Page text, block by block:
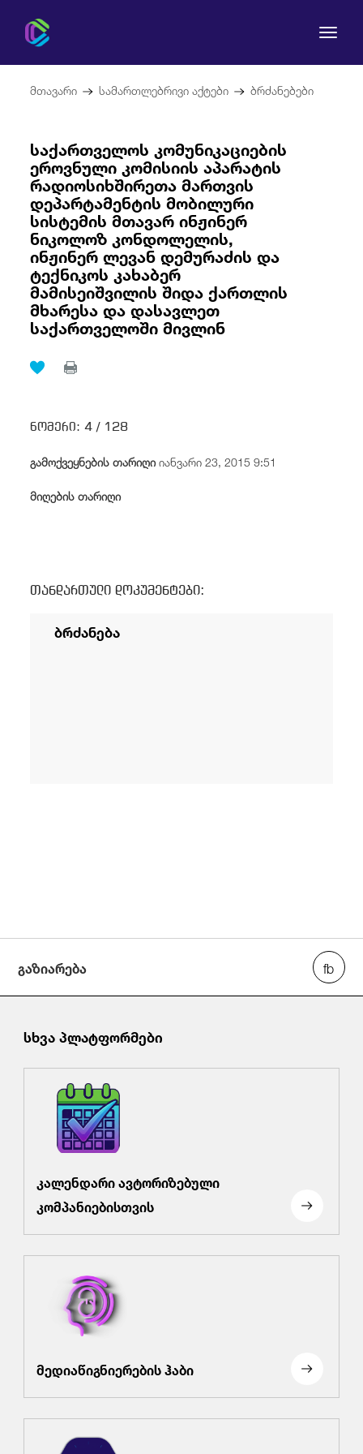
კომისია
მომხმარებლის უფლებები
რეგულირება
სამართლებრივი აქტები
Eng ქარ
მთავარი სამართლებრივი აქტები ბრძანებები
საქართველოს კომუნიკაციების
ეროვნული კომისიის აპარატის
რადიოსიხშირეთა მართვის
დეპარტამენტის მობილური
სისტემის მთავარ ინჟინერ
ნიკოლოზ კონდოლელის,
ინჟინერ ლევან დემურაძის და
ტექნიკოს კახაბერ
მამისეიშვილის შიდა ქართლის
მხარესა და დასავლეთ
საქართველოში მივლინ
ნომერი: 4 / 128
გამოქვეყნების თარიღიიანვარი 23, 2015 9:51
მიღების თარიღი
თანდართული დოკუმენტები:
ბრძანება
გაზიარება
სხვა პლატფორმები
კალენდარი ავტორიზებული
კომპანიებისთვის
მედიაწიგნიერების ჰაბი